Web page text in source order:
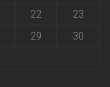
22
23
29
30